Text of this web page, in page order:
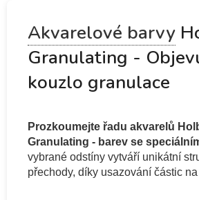
Akvarelové barvy
Granulating -
kouzlo granulace
Prozkoumejte řadu akvarelů
Granulating - barev se
vybrané odstíny vytváří unikátní
přechody, díky usazování částic